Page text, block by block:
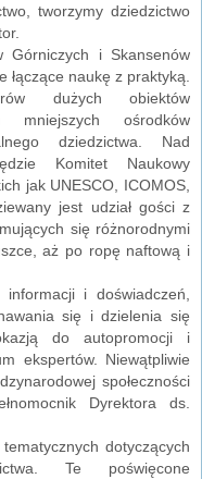
tworzymy dziedzictwo
Górniczych i Skansenów
naukę z praktyką.
dużych obiektów
mniejszych ośrodków
dziedzictwa. Nad
Komitet Naukowy
jak UNESCO, ICOMOS,
jest udział gości z
się różnorodnymi
aż po ropę naftową i
i doświadczeń,
się i dzielenia się
do autopromocji i
ekspertów. Niewątpliwie
społeczności
Dyrektora ds.
dotyczących
Te poświęcone